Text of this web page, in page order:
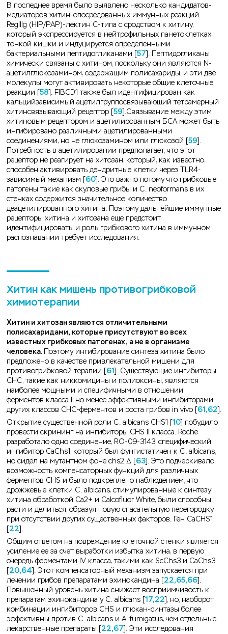
В последнее время было выявлено несколько кандидатов-
медиаторов хитин-опосредованных иммунных реакций.
RegIIIg (HIP/PAP)-лектин С-типа с сродством к хитину,
который экспрессируется в нейтрофильных панетоклетках
тонкой кишки и индуцируется определенными
бактериальными пептидогликанами [57]. Пептидогликаны
химически связаны с хитином, поскольку они являются N-
ацетилглюкозамином, содержащим полисахариды, и эти две
молекулы могут активировать некоторые общие клеточные
реакции [58]. FIBCD1 также был идентифицирован как
кальцийзависимый ацетилгруппосвязывающий тетрамерный
хитинсвязывающий рецептор [59].Связывание между этим
хитиновым рецептором и ацетилированным БСА может быть
ингибировано различными ацетилированными
соединениями, но не глюкозамином или глюкозой [59].
Потребность в ацетилировании предполагает, что этот
рецептор не реагирует на хитозан, который, как известно,
способен активировать дендритные клетки через TLR4-
зависимый механизм [60]. Это важно потому что грибковые
патогены такие как скуловые грибы и C. neoformans в их
стенках содержится значительное количество
деацетилированного хитина. Поэтому дальнейшие иммунные
рецепторы хитина и хитозана еще предстоит
идентифицировать, и роль грибкового хитина в иммунном
распознавании требует исследования.
Хитин как мишень противогрибковой
химиотерапии
Хитин и хитозан являются отличительными
полисахаридами, которые присутствуют во всех
известных грибковых патогенах, а не в организме
человека. Поэтому ингибирование синтеза хитина было
предложено в качестве привлекательной мишени для
противогрибковой терапии [61]. Существующие ингибиторы
СНС, такие как никкомицины и полиоксины, являются
наиболее мощными и специфичными в отношении
ферментов класса I, но менее эффективными ингибиторами
других классов СНС-ферментов и роста грибов in vivo [61,62].
Открытие существенной роли C. albicans CHS1 [10] побудило
провести скрининг на ингибиторы CHS II класса. Roche
разработало одно соединение, RO-09-3143, специфический
ингибитор СаChs1, который был фунгистатичен к C. albicans,
но сидел на мутантном фоне chs2 Δ [63]. Это подчеркивало
возможность компенсаторных функций для различных
ферментов CHS и было подкреплено наблюдением, что
дрожжевые клетки C. albicans, стимулированные к синтезу
хитина обработкой Ca2+ и Calcofluor White, были способны
расти и делиться, образуя новую спасательную перегородку
при отсутствии других существенных факторов. Ген CaCHS1
[22].
Общим ответом на повреждение клеточной стенки является
усиление ее за счет выработки избытка хитина, в первую
очередь ферментами IV класса, такими как ScChs3 и CaChs3
[20,64]. Этот компенсаторный механизм запускается при
лечении грибов препаратами эхинокандина [22,65,66].
Повышенный уровень хитина снижает восприимчивость к
препаратам эхинокандина у C. albicans [17,22], но, наоборот,
комбинации ингибиторов CHS и глюкан-синтазы более
эффективны против C. albicans и A. fumigatus, чем отдельные
лекарственные препараты [22,67]. Эти исследования